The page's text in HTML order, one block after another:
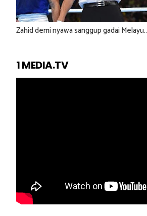
Zahid demi nyawa sanggup gadai Melayu..
1 MEDIA.TV